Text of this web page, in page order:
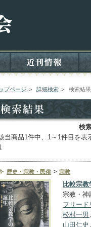
プページ ＞ 詳細検索 ＞ 検索結果
検
当商品1件中、1～1件目を表
歴史・宗教・民俗 > 宗教
比較宗
宗教・神
フリード
松村一男
山田仁史